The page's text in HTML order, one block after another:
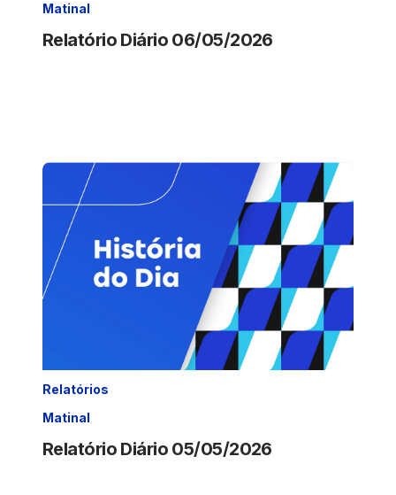
Matinal
Relatório Diário 06/05/2026
Relatórios
Matinal
Relatório Diário 05/05/2026